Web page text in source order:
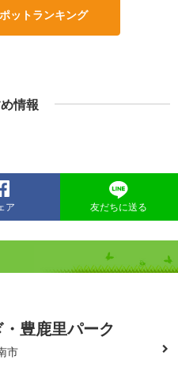
ットランキング
情報
ア 友だちに送る
豊鹿里パーク
市